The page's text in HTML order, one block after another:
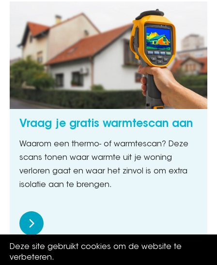
Vraag je gratis warmtescan aan
Waarom een thermo- of warmtescan? Deze
scans tonen waar warmte uit je woning
verloren gaat en waar het zinvol is om extra
isolatie aan te brengen.
Deze site gebruikt cookies om de website te
verbeteren.